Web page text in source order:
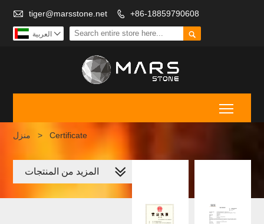
 tiger@marsstone.net  +86-18859790608
 العربية 
منزل > Certificate
المزيد من المنتجات